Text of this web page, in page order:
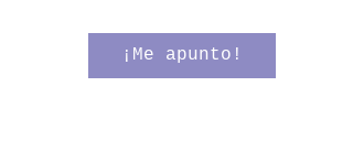
a
l
¡Me apunto!